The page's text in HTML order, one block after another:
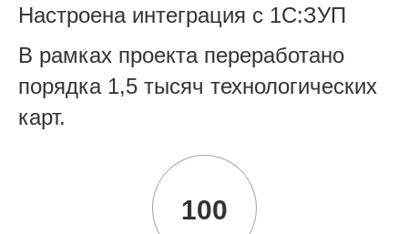
Настроена интеграция с 1С:ЗУП
В рамках проекта переработано
порядка 1,5 тысяч технологических
карт.
100